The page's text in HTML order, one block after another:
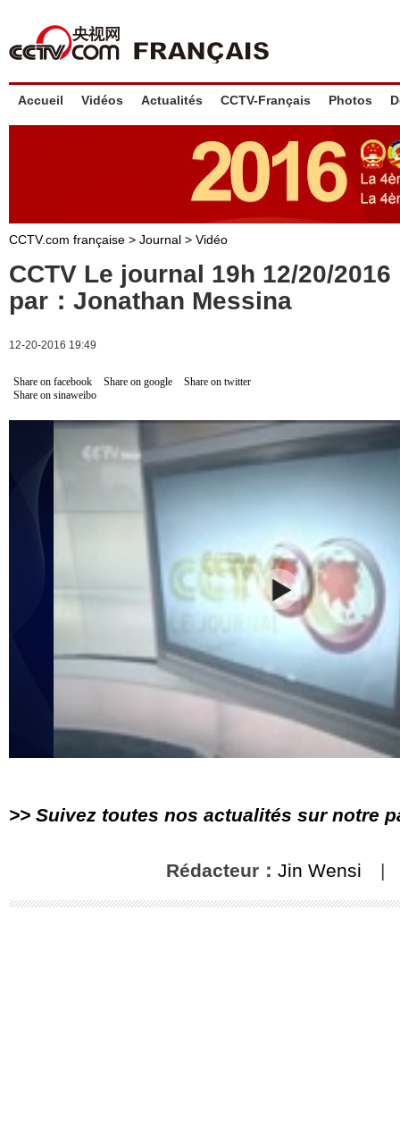
Accueil Vidéos Actualités CCTV-Français Photos
CCTV.com française > Journal > Vidéo
CCTV Le journal 19h 12/20/
par：Jonathan Messina
12-20-2016 19:49
Share on facebook Share on google
Share on twitter
Share on sinaweibo
>> Suivez toutes nos actualités sur notre
Rédacteur： Jin Wensi